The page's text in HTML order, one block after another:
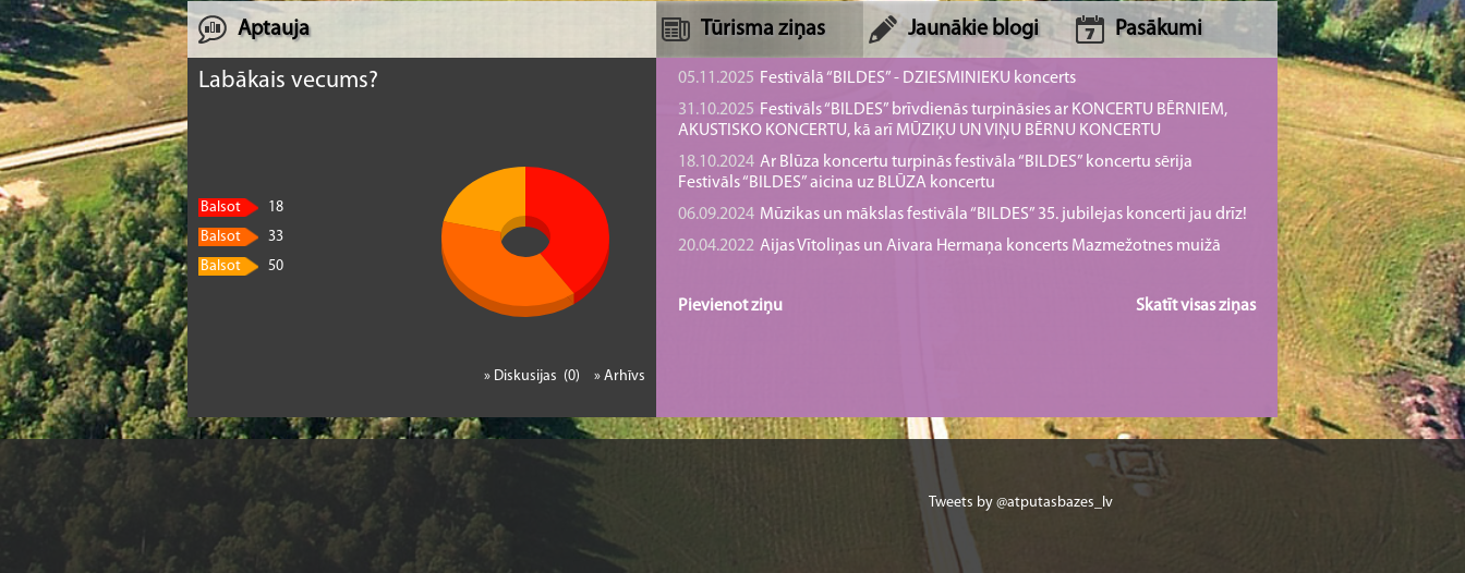
Aptauja
Labākais vecums?
Balsot
18
Balsot
33
Balsot
50
» Arhīvs
» Diskusijas (0)
Tūrisma ziņas Jaunākie blogi Pasākumi
05.11.2025 Festivālā “BILDES” - DZIESMINIEKU koncerts
31.10.2025 Festivāls “BILDES” brīvdienās turpināsies ar KONCERTU BĒRNIEM,
AKUSTISKO KONCERTU, kā arī MŪZIĶU UN VIŅU BĒRNU KONCERTU
18.10.2024 Ar Blūza koncertu turpinās festivāla “BILDES” koncertu sērija
Festivāls “BILDES” aicina uz BLŪZA koncertu
06.09.2024 Mūzikas un mākslas festivāla “BILDES” 35. jubilejas koncerti jau drīz!
20.04.2022 Aijas Vītoliņas un Aivara Hermaņa koncerts Mazmežotnes muižā
Skatīt visas ziņas
Pievienot ziņu
Tweets by @atputasbazes_lv